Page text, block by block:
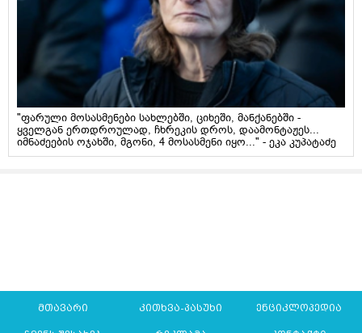
"ფარული მოსასმენები სახლებში, ციხეში, მანქანებში -
ყველგან ერთდროულად, ჩხრეკის დროს, დაამონტაჟეს...
იმნაძეების ოჯახში, მგონი, 4 მოსასმენი იყო..." - ეკა კუპატაძე
მთავარი კითხვა-პასუხი ენციკლოპედია